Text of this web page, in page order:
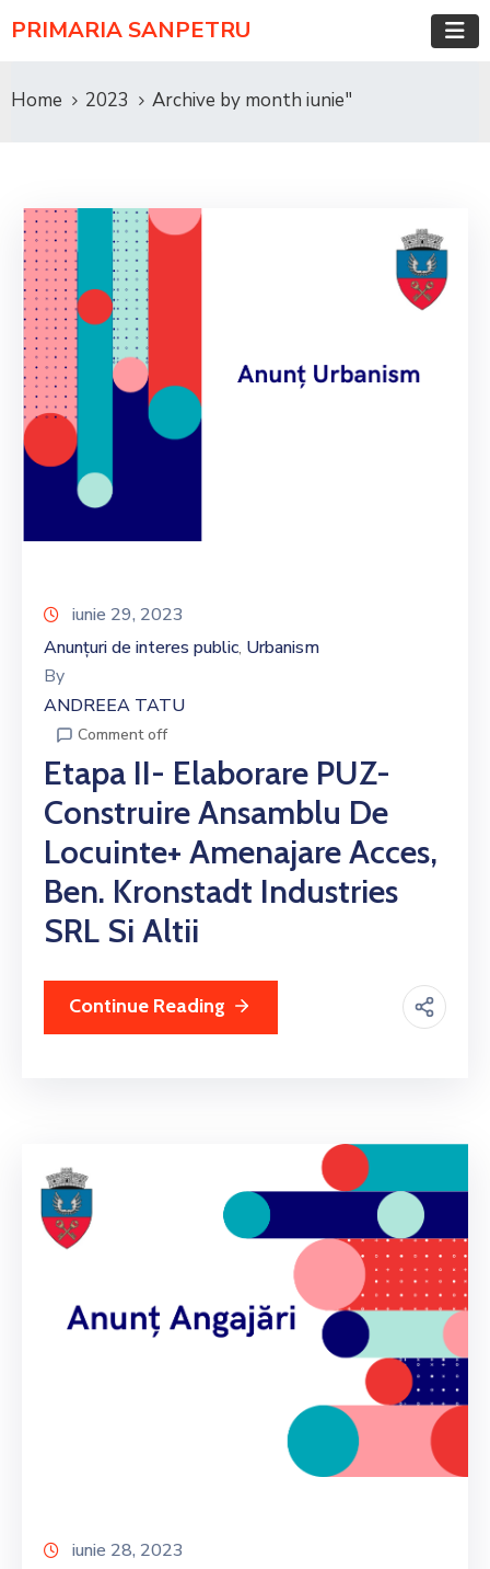
PRIMARIA SANPETRU
Home 2023 Archive by month iunie"
iunie 29, 2023
Anunțuri de interes public‚ Urbanism
By
ANDREEA TATU
Comment off
Etapa II- Elaborare PUZ-
Construire Ansamblu De
Locuinte+ Amenajare Acces,
Ben. Kronstadt Industries
SRL Si Altii
Continue Reading
iunie 28, 2023